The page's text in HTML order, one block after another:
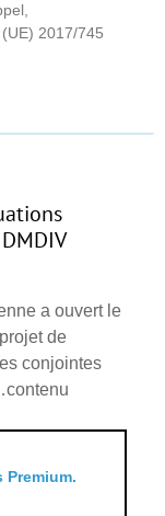
2017/745
a ouvert le
de
conjointes
Premium.